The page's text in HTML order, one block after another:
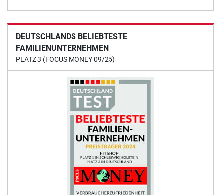
DEUTSCHLANDS BELIEBTESTE
FAMILIENUNTERNEHMEN
PLATZ 3 (FOCUS MONEY 09/25)